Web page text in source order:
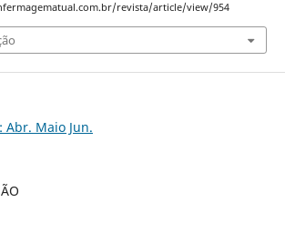
revista/article/view/954
Abr. Maio Jun.